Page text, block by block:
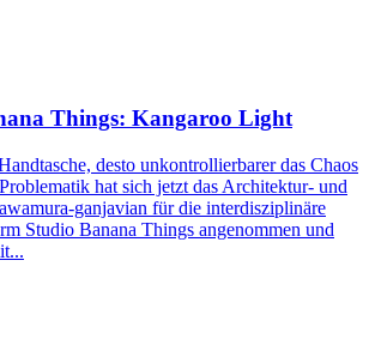
Things: Kangaroo Light
desto unkontrollierbarer das Chaos
hat sich jetzt das Architektur- und
ganjavian für die interdisziplinäre
Studio Banana Things angenommen und